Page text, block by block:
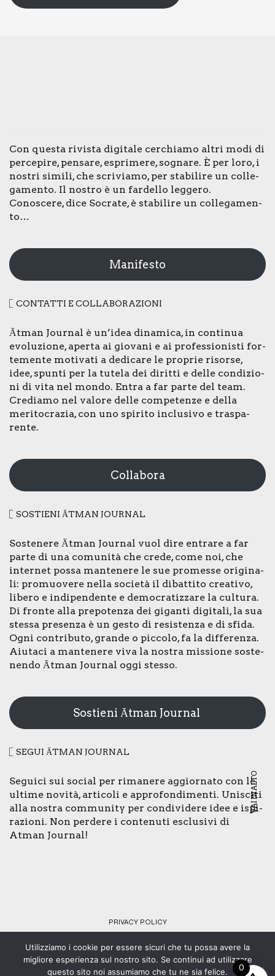
Con que­sta rivi­sta digi­ta­le cer­chia­mo altri modi di
per­ce­pi­re, pen­sa­re, espri­me­re, sogna­re. È per loro, i
nostri simi­li, che scri­via­mo, per sta­bi­li­re un col­le­
ga­men­to. Il nostro è un far­del­lo leg­ge­ro.
Cono­sce­re, dice Socra­te, è sta­bi­li­re un col­le­ga­men­
to…
Manifesto
CON­TAT­TI E COL­LA­BO­RA­ZIO­NI
Ātman Jour­nal è un’idea dina­mi­ca, in con­ti­nua
evo­lu­zio­ne, aper­ta ai gio­va­ni e ai pro­fes­sio­ni­sti for­
te­men­te moti­va­ti a dedi­ca­re le pro­prie risor­se,
idee, spun­ti per la tute­la dei dirit­ti e del­le con­di­zio­
ni di vita nel mon­do. Entra a far par­te del team.
Cre­dia­mo nel valo­re del­le com­pe­ten­ze e del­la
meri­to­cra­zia, con uno spi­ri­to inclu­si­vo e tra­spa­
ren­te.
Collabora
SOSTIE­NI ĀTMAN JOUR­NAL
Soste­ne­re Ātman Jour­nal vuol dire entra­re a far
par­te di una comu­ni­tà che cre­de, come noi, che
inter­net pos­sa man­te­ne­re le sue pro­mes­se ori­gi­na­
li: pro­muo­ve­re nel­la socie­tà il dibat­ti­to crea­ti­vo,
libe­ro e indi­pen­den­te e demo­cra­tiz­za­re la cul­tu­ra.
Di fron­te alla pre­po­ten­za dei gigan­ti digi­ta­li, la sua
stes­sa pre­sen­za è un gesto di resi­sten­za e di sfi­da.
Ogni con­tri­bu­to, gran­de o pic­co­lo, fa la dif­fe­ren­za.
Aiu­ta­ci a man­te­ne­re viva la nostra mis­sio­ne soste­
nen­do Ātman Jour­nal oggi stes­so.
Sostieni Ātman Journal
SEGUI ĀTMAN JOUR­NAL
Segui­ci sui social per rima­ne­re aggior­na­to con le
ulti­me novi­tà, arti­co­li e appro­fon­di­men­ti. Uni­sci­ti
alla nostra com­mu­ni­ty per con­di­vi­de­re idee e ispi­
ra­zio­ni. Non per­de­re i con­te­nu­ti esclu­si­vi di
Atman Jour­nal!
PRI­VA­CY POLI­CY
VAI IN ALTO
© Copyright 2024 - Tutti i diritti riservati - C.F. 92073430461 -
Web design: SMStudio 0
Utilizziamo i cookie per essere sicuri che tu possa avere la
migliore esperienza sul nostro sito. Se continui ad utilizzare
questo sito noi assumiamo che tu ne sia felice.